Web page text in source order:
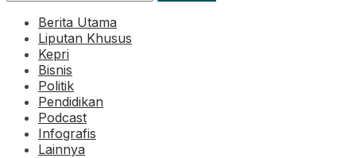
Berita Utama
Liputan Khusus
Kepri
Bisnis
Politik
Pendidikan
Podcast
Infografis
Lainnya